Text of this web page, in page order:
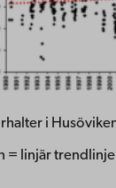
i
= linjär trendlinje